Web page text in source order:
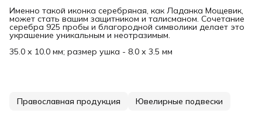
Именно такой иконка серебряная, как Ладанка Мощевик,
может стать вашим защитником и талисманом. Сочетание
серебра 925 пробы и благородной символики делает это
украшение уникальным и неотразимым.
35.0 х 10.0 мм; размер ушка - 8.0 х 3.5 мм
Православная продукция Ювелирные подвески